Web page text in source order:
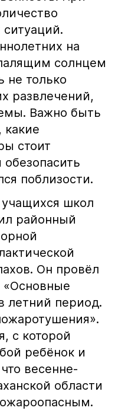
на
солнцем
не только
развлечений,
Важно быть
какие
стоит
поблизости.
школ
районный
Он провёл
«Основные
летний период.
с которой
ребёнок и
весенне-
области